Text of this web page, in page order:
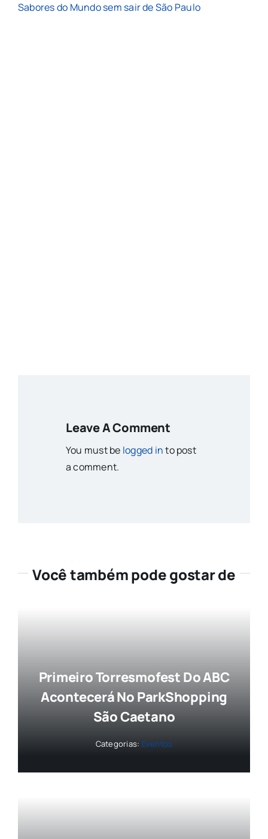
Sabores do Mundo sem sair de São Paulo
Leave A Comment
You must be logged into post
a comment.
Você também pode gostar de
Primeiro Torresmofest Do ABC
Acontecerá No ParkShopping
São Caetano
Categorias: Eventos